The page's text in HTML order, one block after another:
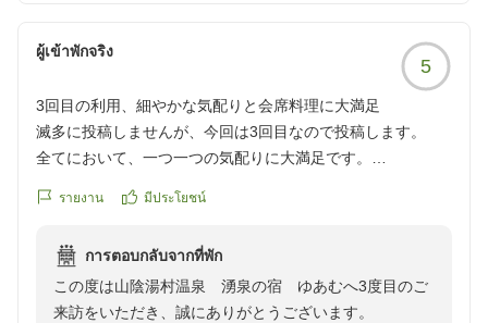
素敵な画像掲載（食事）感謝申し上げます、有難うござ
いました。
またのお越しを、スタッフ一同心よりお待ち申し上げて
ผู้เข้าพักจริง
5
3回目の利用、細やかな気配りと会席料理に大満足
滅多に投稿しませんが、今回は3回目なので投稿します。
全てにおいて、一つ一つの気配りに大満足です。
クチコミの詳細はこちらから
reviewId=33123478321189
รายงาน มีประโยชน์
การตอบกลับจากที่พัก
この度は山陰湯村温泉 湧泉の宿 ゆあむへ3度目のご
来訪をいただき、誠にありがとうございます。